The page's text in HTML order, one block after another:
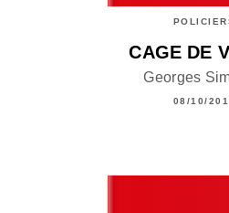
CAGE DE
Georges
08/10/